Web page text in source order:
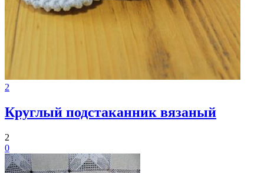
2
Круглый подстаканник вязаный
2
0